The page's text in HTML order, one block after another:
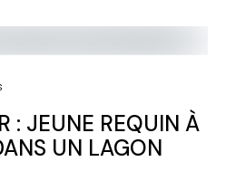
: JEUNE REQUIN À
UN LAGON